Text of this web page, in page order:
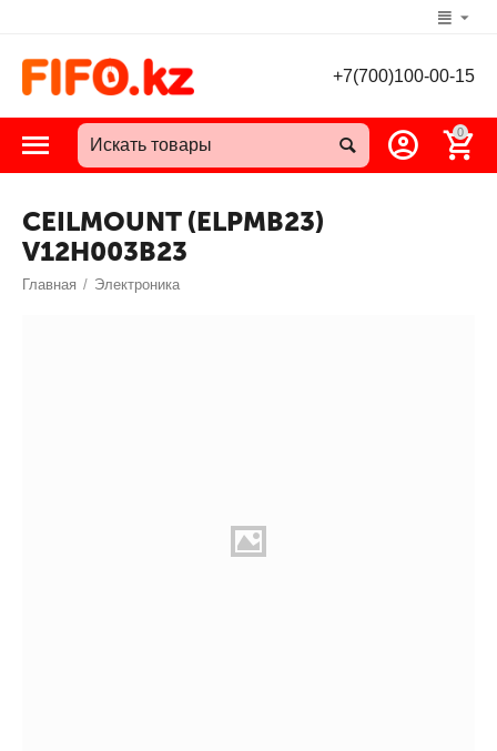
+7(700)100-00-15
0
CEILMOUNT (ELPMB23)
V12H003B23
Главная / Электроника